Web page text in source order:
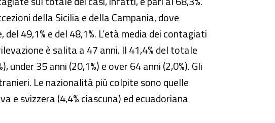
della Sicilia e della Campania, dove
49,1% e del 48,1%. L’età media dei contagiati
è salita a 47 anni. Il 41,4% del totale
35 anni (20,1%) e over 64 anni (2,0%). Gli
Le nazionalità più colpite sono quelle
e svizzera (4,4% ciascuna) ed ecuadoriana